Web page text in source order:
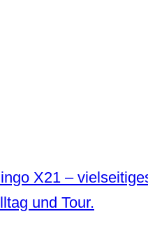
X21 –
und Tour.